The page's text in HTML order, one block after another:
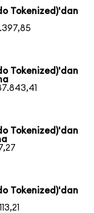
Tokenized)'dan
Tokenized)'dan
Tokenized)'dan
Tokenized)'dan